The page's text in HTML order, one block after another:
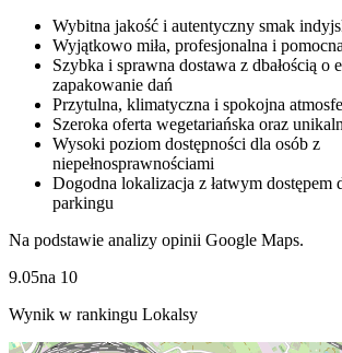
Wybitna jakość i autentyczny smak
Wyjątkowo miła, profesjonalna i
Szybka i sprawna dostawa z dbałością o
zapakowanie dań
Przytulna, klimatyczna i spokojna
Szeroka oferta wegetariańska oraz
Wysoki poziom dostępności dla osób z
niepełnosprawnościami
Dogodna lokalizacja z łatwym dostępem
parkingu
Na podstawie analizy opinii Google Maps.
9.05na 10
Wynik w rankingu Lokalsy